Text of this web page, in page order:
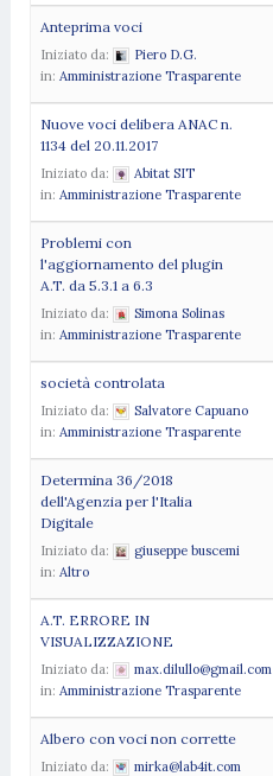
Anteprima voci
Iniziato da:
Piero D.G.
in: Amministrazione Trasparente
Nuove voci delibera ANAC n.
1134 del 20.11.2017
Iniziato da:
Abitat SIT
in: Amministrazione Trasparente
Problemi con
l'aggiornamento del plugin
A.T. da 5.3.1 a 6.3
Iniziato da:
Simona Solinas
in: Amministrazione Trasparente
società controlata
Iniziato da:
Salvatore Capuano
in: Amministrazione Trasparente
Determina 36/2018
dell'Agenzia per l'Italia
Digitale
Iniziato da:
giuseppe buscemi
in: Altro
A.T. ERRORE IN
VISUALIZZAZIONE
Iniziato da:
max.dilullo@gmail.com
in: Amministrazione Trasparente
Albero con voci non corrette
Iniziato da:
mirka@lab4it.com